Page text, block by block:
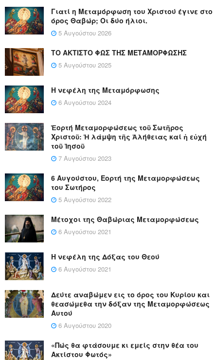
Γιατί η Μεταμόρφωση του Χριστού έγινε στο
όρος Θαβώρ; Οι δύο ήλιοι.
5 Αυγούστου 2026
ΤΟ ΑΚΤΙΣΤΟ ΦΩΣ ΤΗΣ ΜΕΤΑΜΟΡΦΩΣΗΣ
5 Αυγούστου 2025
Η νεφέλη της Μεταμόρφωσης
6 Αυγούστου 2024
Ἑορτή Μεταμορφώσεως τοῦ Σωτῆρος
Χριστοῦ: Ἡ λάμψη τῆς Ἀλήθειας καί ἡ εὐχή
τοῦ Ἰησοῦ
7 Αυγούστου 2023
6 Αυγούστου, Εορτή της Μεταμορφώσεως
του Σωτήρος
5 Αυγούστου 2022
Μέτοχοι της Θαβώριας Μεταμορφώσεως
6 Αυγούστου 2021
Η νεφέλη της Δόξας του Θεού
6 Αυγούστου 2021
Δεύτε αναβώμεν εις το όρος του Κυρίου και
θεασώμεθα την δόξαν της Μεταμορφώσεως
Αυτού
6 Αυγούστου 2020
«Πώς θα φτάσουμε κι εμείς στην θέα του
Ακτίστου Φωτός»